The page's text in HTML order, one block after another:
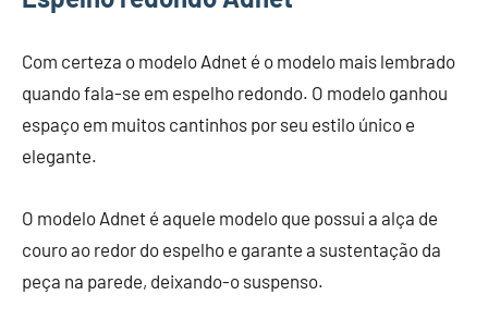
Com certeza o modelo Adnet é o modelo mais lembrado
quando fala-se em espelho redondo. O modelo ganhou
espaço em muitos cantinhos por seu estilo único e
elegante.
O modelo Adnet é aquele modelo que possui a alça de
couro ao redor do espelho e garante a sustentação da
peça na parede, deixando-o suspenso.